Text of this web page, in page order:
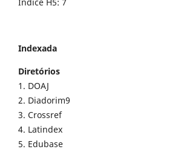
Índice H5: 7
Indexada
Diretórios
1. DOAJ
2. Diadorim9
3. Crossref
4. Latindex
5. Edubase